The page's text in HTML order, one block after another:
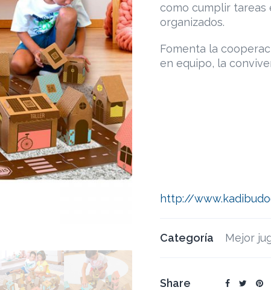
como cumplir tareas
organizados.
Fomenta la
en equipo, la
http://
Categoría Mejor
Share